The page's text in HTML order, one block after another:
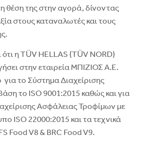
θέση της στην αγορά, δίνοντας
στους καταναλωτές και τους
ότι η TÜV HELLAS (TÜV NORD)
στην εταιρεία ΜΠΙΖΙΟΣ Α.Ε.
για το Σύστημα Διαχείρισης
το ISO 9001:2015 καθώς και για
Ασφάλειας Τροφίμων με
ISO 22000:2015 και τα τεχνικά
Food V8 & BRC Food V9.